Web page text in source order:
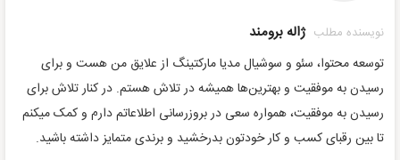
نویسنده مطلب ژاله برومند
توسعه محتوا، سئو و سوشیال مدیا مارکتینگ از علایق من هست و برای
رسیدن به موفقیت و بهترین‌ها همیشه در تلاش هستم. در کنار تلاش برای
رسیدن به موفقیت، همواره سعی در بروزرسانی اطلاعاتم دارم و کمک میکنم
تا بین رقبای کسب و کار خودتون بدرخشید و برندی متمایز داشته باشید.